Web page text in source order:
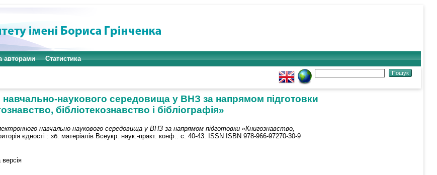
авторами Статистика
наукового середовища у ВНЗ за напрямом підготовки
бібліотекознавство і бібліографія»
навчально-наукового середовища у ВНЗ за напрямом підготовки «Книгознавство,
єдності : зб. матеріалів Всеукр. наук.-практ. конф.. с. 40-43. ISSN ISBN 978-966-97270-30-9